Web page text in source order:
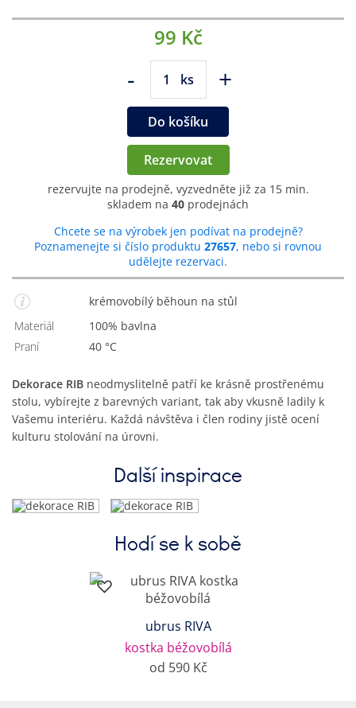
99 Kč
- ks +
Do košíku
Rezervovat
rezervujte na prodejně, vyzvedněte již za 15 min.
skladem na 40 prodejnách
Chcete se na výrobek jen podívat na prodejně?
Poznamenejte si číslo produktu 27657, nebo si rovnou
udělejte rezervaci.
krémovobílý běhoun na stůl
Materiál
100% bavlna
Praní
40 °C
Dekorace RIB neodmyslitelně patří ke krásně prostřenému
stolu, vybírejte z barevných variant, tak aby vkusně ladily k
Vašemu interiéru. Každá návštěva i člen rodiny jistě ocení
kulturu stolování na úrovni.
Další inspirace
Hodí se k sobě
ubrus RIVA
kostka béžovobílá
od 590 Kč